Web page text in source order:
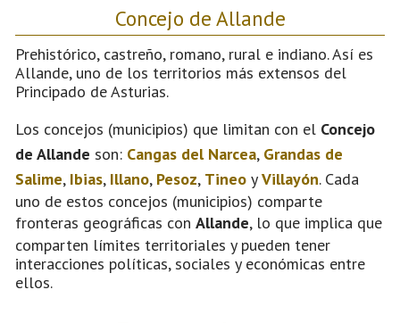
Concejo de Allande
Prehistórico, castreño, romano, rural e indiano. Así es
Allande, uno de los territorios más extensos del
Principado de Asturias.
Los concejos (municipios) que limitan con el Concejo
de Allande son: Cangas del Narcea, Grandas de
Salime, Ibias, Illano, Pesoz, Tineo yVillayón. Cada
uno de estos concejos (municipios) comparte
fronteras geográficas con Allande, lo que implica que
comparten límites territoriales y pueden tener
interacciones políticas, sociales y económicas entre
ellos.